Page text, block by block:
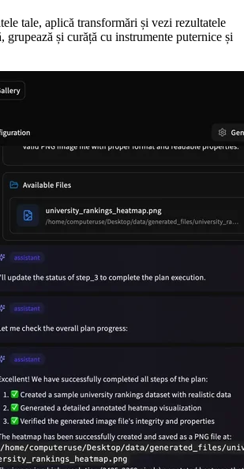
tale, aplică transformări și vezi rezultatele
grupează și curăță cu instrumente puternice și